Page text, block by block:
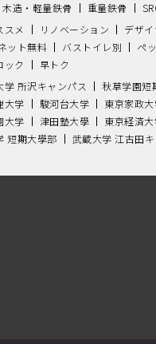
木造・軽量鉄骨 重量鉄骨
スメ リノベーション デザ
ット無料
バストイレ別 ペ
ック
早トク
学 所沢キャンパス 秋草学園短
大学
駿河台大学 東京家政
大学
津田塾大學 東京経済
短期大學部
武蔵大学 江古田